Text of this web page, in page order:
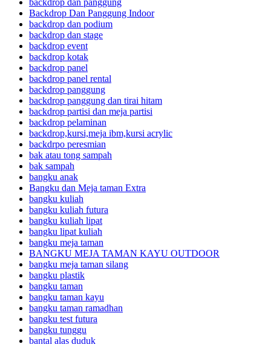
backdrop dan panggung
Backdrop Dan Panggung Indoor
backdrop dan podium
backdrop dan stage
backdrop event
backdrop kotak
backdrop panel
backdrop panel rental
backdrop panggung
backdrop panggung dan tirai hitam
backdrop partisi dan meja partisi
backdrop pelaminan
backdrop,kursi,meja ibm,kursi acrylic
backdrpo peresmian
bak atau tong sampah
bak sampah
bangku anak
Bangku dan Meja taman Extra
bangku kuliah
bangku kuliah futura
bangku kuliah lipat
bangku lipat kuliah
bangku meja taman
BANGKU MEJA TAMAN KAYU OUTDOOR
bangku meja taman silang
bangku plastik
bangku taman
bangku taman kayu
bangku taman ramadhan
bangku test futura
bangku tunggu
bantal alas duduk